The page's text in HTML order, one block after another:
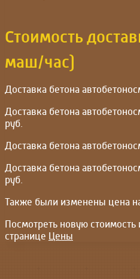
Стоимость
маш/час)
Доставка бетона
Доставка бетона
руб.
Доставка бетона
Доставка бетона
руб.
Также были изменены цена
Посмотреть новую
странице Цены